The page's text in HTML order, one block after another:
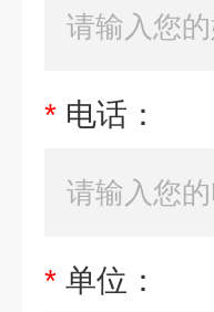
* 电话：
* 单位：